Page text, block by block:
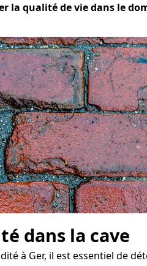
la qualité de vie dans le
dans la cave
à Ger, il est essentiel de